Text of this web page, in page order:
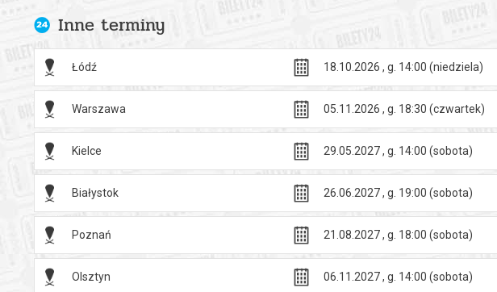
Inne terminy
Łódź 18.10.2026 , g. 14:00 (niedziela)
Warszawa 05.11.2026 , g. 18:30 (czwartek)
Kielce 29.05.2027 , g. 14:00 (sobota)
Białystok 26.06.2027 , g. 19:00 (sobota)
Poznań 21.08.2027 , g. 18:00 (sobota)
Olsztyn 06.11.2027 , g. 14:00 (sobota)